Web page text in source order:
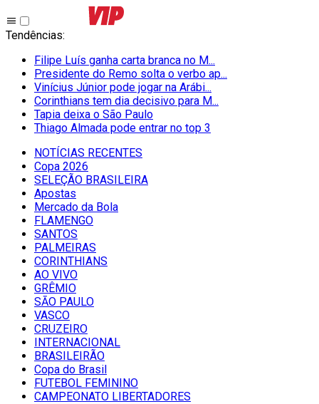
Tendências:
Filipe Luís ganha carta branca no M...
Presidente do Remo solta o verbo ap...
Vinícius Júnior pode jogar na Arábi...
Corinthians tem dia decisivo para M...
Tapia deixa o São Paulo
Thiago Almada pode entrar no top 3
NOTÍCIAS RECENTES
Copa 2026
SELEÇÃO BRASILEIRA
Apostas
Mercado da Bola
FLAMENGO
SANTOS
PALMEIRAS
CORINTHIANS
AO VIVO
GRÊMIO
SĀO PAULO
VASCO
CRUZEIRO
INTERNACIONAL
BRASILEIRÃO
Copa do Brasil
FUTEBOL FEMININO
CAMPEONATO LIBERTADORES